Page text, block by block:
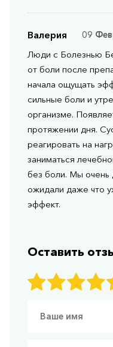
Валерия
09
Люди с Болезнью
от боли после
начала ощущать
сильные боли и
организме.
протяжении дня.
реагировать на
заниматься
без боли. Мы очень
ожидали даже что
эффект.
Оставить